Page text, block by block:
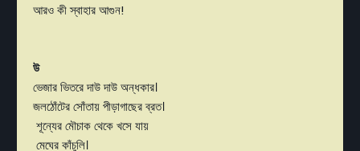
আরও কী স্বাহার আগুন!
উ
ভেজার ভিতরে দাউ দাউ অন্ধকার।
জলঠোঁটের সোঁতায় পীড়াগাছের ব্রত।
শূন্যের মৌচাক থেকে খসে যায়
মেঘের কাঁচুলি।